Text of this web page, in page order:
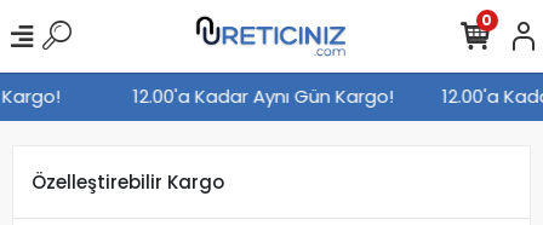
Kargo! 12.00'a Kadar Aynı Gün Kargo! 12.00'a
0
Özelleştirebilir Kargo